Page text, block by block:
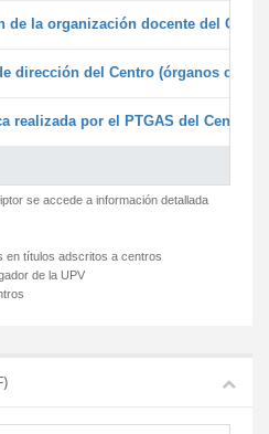
de la organización docente del
dirección del Centro (órganos
realizada por el PTGAS del Centro
se accede a información detallada
en títulos adscritos a centros
de la UPV